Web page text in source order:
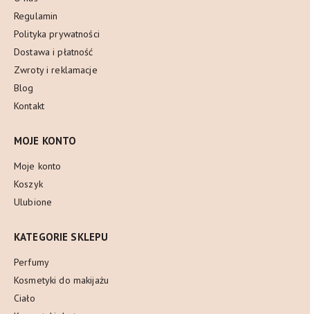
Regulamin
Polityka prywatności
Dostawa i płatność
Zwroty i reklamacje
Blog
Kontakt
MOJE KONTO
Moje konto
Koszyk
Ulubione
KATEGORIE SKLEPU
Perfumy
Kosmetyki do makijażu
Ciało